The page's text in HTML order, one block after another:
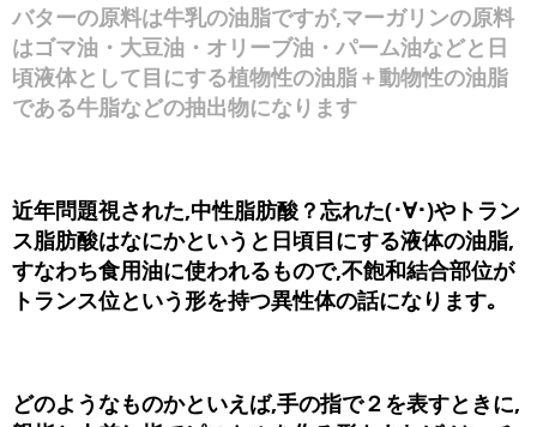
バターの原料は牛乳の油脂ですが,マーガリンの原料
はゴマ油・大豆油・オリーブ油・パーム油などと日
頃液体として目にする植物性の油脂＋動物性の油脂
である牛脂などの抽出物になります
近年問題視された,中性脂肪酸？忘れた(･∀･)やトラン
ス脂肪酸はなにかというと日頃目にする液体の油脂,
すなわち食用油に使われるもので,不飽和結合部位が
トランス位という形を持つ異性体の話になります｡
どのようなものかといえば,手の指で２を表すときに,